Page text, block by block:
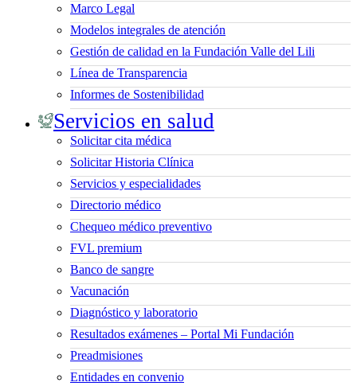
Marco Legal
Modelos integrales de atención
Gestión de calidad en la Fundación Valle del Lili
Línea de Transparencia
Informes de Sostenibilidad
Servicios en salud
Solicitar cita médica
Solicitar Historia Clínica
Servicios y especialidades
Directorio médico
Chequeo médico preventivo
FVL premium
Banco de sangre
Vacunación
Diagnóstico y laboratorio
Resultados exámenes – Portal Mi Fundación
Preadmisiones
Entidades en convenio